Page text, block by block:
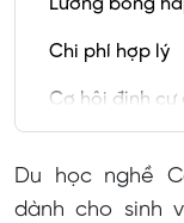
Chi phí hợp lý
Cơ hội định cư
Du học nghề
Du học nghề
dành cho sinh